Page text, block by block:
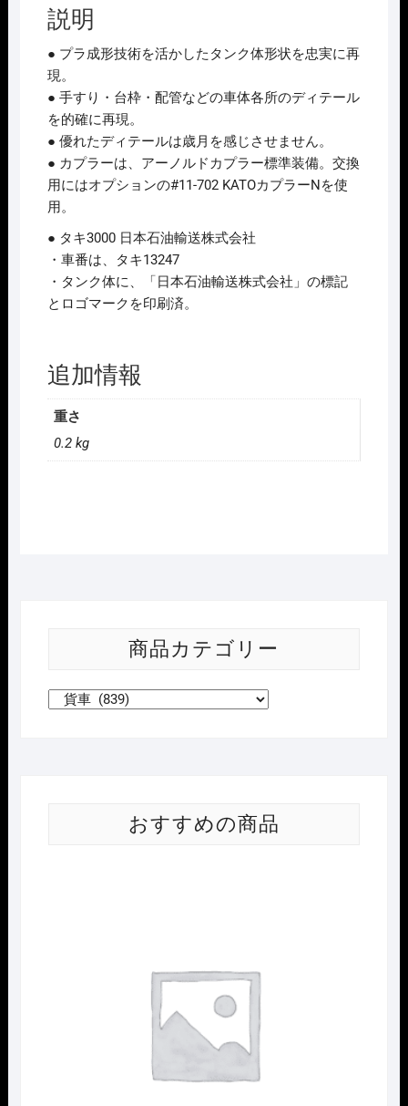
日
本
石
油
個
説明
● プラ成形技術を活かしたタンク体形状を忠実に再
現。
● 手すり・台枠・配管などの車体各所のディテール
を的確に再現。
● 優れたディテールは歳月を感じさせません。
● カプラーは、アーノルドカプラー標準装備。交換
用にはオプションの#11-702 KATOカプラーNを使
用。
● タキ3000 日本石油輸送株式会社
・車番は、タキ13247
・タンク体に、「日本石油輸送株式会社」の標記
とロゴマークを印刷済。
追加情報
重さ
0.2 kg
商品カテゴリー
おすすめの商品